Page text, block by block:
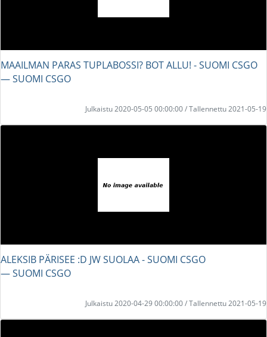
MAAILMAN PARAS TUPLABOSSI? BOT ALLU! - SUOMI CSGO
― SUOMI CSGO
Julkaistu 2020-05-05 00:00:00 / Tallennettu 2021-05-19
ALEKSIB PÄRISEE :D JW SUOLAA - SUOMI CSGO
― SUOMI CSGO
Julkaistu 2020-04-29 00:00:00 / Tallennettu 2021-05-19